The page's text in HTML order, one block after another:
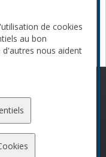
de cookies
au bon
nous aident